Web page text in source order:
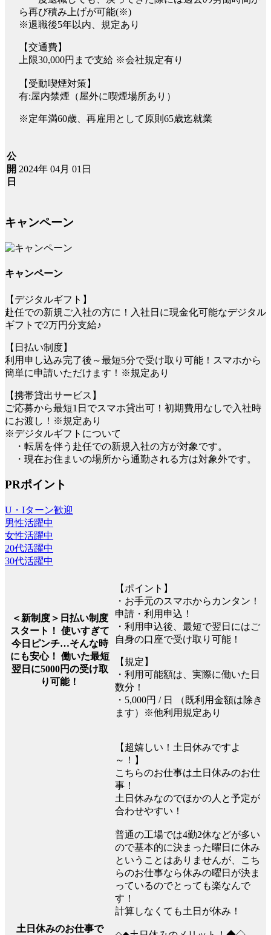
ら再び積み上げが可能(※)
※退職後5年以内、規定あり
【交通費】
上限30,000円まで支給 ※会社規定有り
【受動喫煙対策】
有:屋内禁煙（屋外に喫煙場所あり）
※定年満60歳、再雇用として原則65歳迄就業
公
開
日
2024年 04月 01日
キャンペーン
キャンペーン
【デジタルギフト】
赴任での新規ご入社の方に！入社日に現金化可能なデジタル
ギフトで2万円分支給♪
【日払い制度】
利用申し込み完了後～最短5分で受け取り可能！スマホから
簡単に申請いただけます！※規定あり
【携帯貸出サービス】
ご応募から最短1日でスマホ貸出可！初期費用なしで入社時
にお渡し！※規定あり
※デジタルギフトについて
・転居を伴う赴任での新規入社の方が対象です。
・現在お住まいの場所から通勤される方は対象外です。
PRポイント
U・Iターン歓迎
男性活躍中
女性活躍中
20代活躍中
30代活躍中
＜新制度＞日払い制度
スタート！ 使いすぎて
今日ピンチ…そんな時
にも安心！ 働いた最短
翌日に5000円の受け取
り可能！
【ポイント】
・お手元のスマホからカンタン！
申請・利用申込！
・利用申込後、最短で翌日にはご
自身の口座で受け取り可能！
【規定】
・利用可能額は、実際に働いた日
数分！
・5,000円 / 日 （既利用金額は除き
ます）※他利用規定あり
土日休みのお仕事で
【超嬉しい！土日休みですよ
～！】
こちらのお仕事は土日休みのお仕
事！
土日休みなのでほかの人と予定が
合わせやすい！
普通の工場では4勤2休などが多い
ので基本的に決まった曜日に休み
ということはありませんが、こち
らのお仕事なら休みの曜日が決ま
っているのでとっても楽なんで
す！
計算しなくても土日が休み！